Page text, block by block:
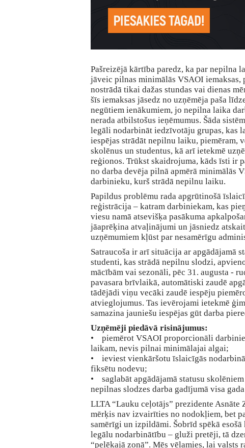
Pašreizējā kārtība paredz, ka par nepilna
jāveic pilnas minimālās VSAOI iemaksas,
nostrādā tikai dažas stundas vai dienas
šīs iemaksas jāsedz no uzņēmēja paša
negūtiem ienākumiem, jo nepilna laika
nerada atbilstošus ieņēmumus. Šāda
legāli nodarbināt iedzīvotāju grupas, kas
iespējas strādāt nepilnu laiku, piemēram,
skolēnus un studentus, kā arī ietekmē
reģionos. Trūkst skaidrojuma, kāds īsti ir
no darba devēja pilnā apmērā minimālās
darbinieku, kurš strādā nepilnu laiku.
Papildus problēmu rada apgrūtinošā
reģistrācija – katram darbiniekam, kas
viesu namā atsevišķa pasākuma
jāaprēķina atvaļinājumi un jāsniedz
uzņēmumiem kļūst par nesamērīgu
Satraucoša ir arī situācija ar apgādājamā
studenti, kas strādā nepilnu slodzi,
mācībām vai sezonāli, pēc 31. augusta -
pavasara brīvlaikā, automātiski zaudē
tādējādi viņu vecāki zaudē iespēju
atvieglojumus. Tas ievērojami ietekmē
samazina jauniešu iespējas gūt darba
Uzņēmēji piedāvā risinājumus:
• piemērot VSAOI proporcionāli
laikam, nevis pilnai minimālajai algai;
• ieviest vienkāršotu īslaicīgās
fiksētu nodevu;
• saglabāt apgādājamā statusu
nepilnas slodzes darba gadījumā visa
LLTA “Lauku ceļotājs” prezidente Asnāte
mērķis nav izvairīties no nodokļiem, bet
samērīgi un izpildāmi. Šobrīd spēkā
legālu nodarbinātību – gluži pretēji, tā
“pelēkajā zonā”. Mēs vēlamies, lai valsts